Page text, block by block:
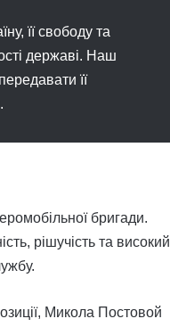
її свободу та
державі. Наш
її
бригади.
рішучість та високий
Микола Постовой